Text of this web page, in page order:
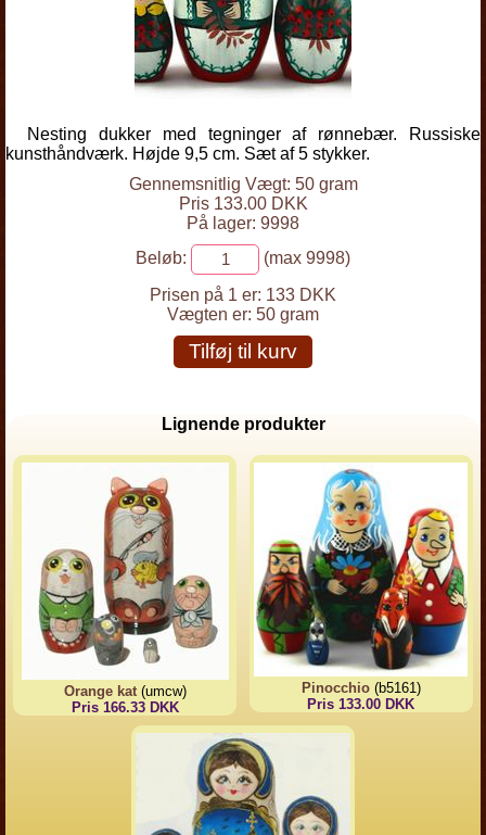
Nesting dukker med tegninger af rønnebær. Russiske
kunsthåndværk. Højde 9,5 cm. Sæt af 5 stykker.
Gennemsnitlig Vægt: 50 gram
Pris 133.00 DKK
På lager: 9998
Beløb:
(max 9998)
Prisen på 1 er: 133 DKK
Vægten er: 50 gram
Tilføj til kurv
Lignende produkter
Orange kat(umcw)
Pris 166.33 DKK
Pinocchio(b5161)
Pris 133.00 DKK